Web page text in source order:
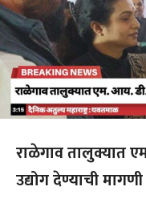
राळेगाव तालुक्यात
उद्योग देण्याची मागणी